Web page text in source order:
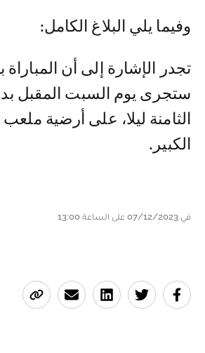
وفيما يلي البلاغ الكامل:
تجدر الإشارة إلى أن المباراة
ستجرى يوم السبت المقبل
الثامنة ليلا، على أرضية
الكبير.
في 07/12/2023 على الساعة 13:00